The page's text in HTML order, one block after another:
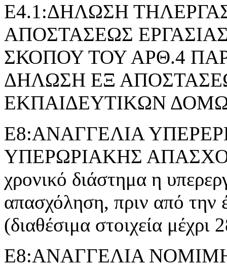
Ε4.1:ΔΗΛΩΣΗ
ΑΠΟΣΤΑΣΕΩΣ
ΣΚΟΠΟΥ ΤΟΥ ΑΡΘ.4
ΔΗΛΩΣΗ ΕΞ
ΕΚΠΑΙΔΕΥΤΙΚΩΝ
Ε8:ΑΝΑΓΓΕΛΙΑ
ΥΠΕΡΩΡΙΑΚΗΣ
χρονικό διάστημα η
απασχόληση, πριν από την
(διαθέσιμα στοιχεία μέχρι
Ε8:ΑΝΑΓΓΕΛΙΑ